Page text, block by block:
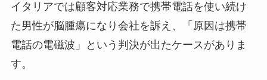
イタリアでは顧客対応業務で携帯電話を使い続け
た男性が脳腫瘍になり会社を訴え、「原因は携帯
電話の電磁波」という判決が出たケースがありま
す。